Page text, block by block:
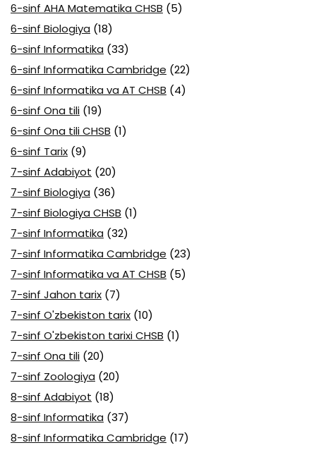
6-sinf AHA Matematika CHSB (5)
6-sinf Biologiya (18)
6-sinf Informatika (33)
6-sinf Informatika Cambridge (22)
6-sinf Informatika va AT CHSB (4)
6-sinf Ona tili (19)
6-sinf Ona tili CHSB (1)
6-sinf Tarix (9)
7-sinf Adabiyot (20)
7-sinf Biologiya (36)
7-sinf Biologiya CHSB (1)
7-sinf Informatika (32)
7-sinf Informatika Cambridge (23)
7-sinf Informatika va AT CHSB (5)
7-sinf Jahon tarix (7)
7-sinf O'zbekiston tarix (10)
7-sinf O'zbekiston tarixi CHSB (1)
7-sinf Ona tili (20)
7-sinf Zoologiya (20)
8-sinf Adabiyot (18)
8-sinf Informatika (37)
8-sinf Informatika Cambridge (17)